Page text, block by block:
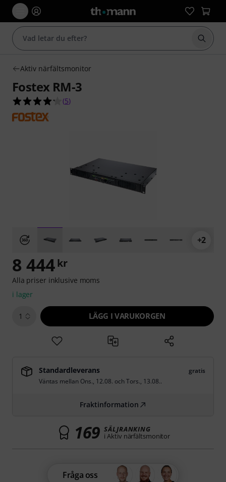
Börja
Aktiv närfältsmonitor
Fostex RM-3
4.2 av 5 stjärnor från 5 kundbetyg
(5)
+2
8 444 kr
Alla priser inklusive moms
i lager
1 LÄGG I VARUKORGEN
Standardleverans
gratis
Väntas mellan Ons., 12.08. ochTors., 13.08..
Fraktinformation
169 SÄLJRANKING
i Aktiv närfältsmonitor
Fråga oss